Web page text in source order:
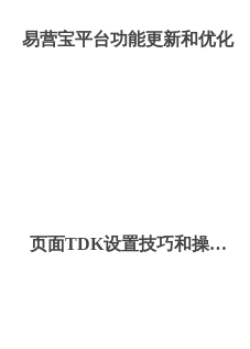
易营宝平台功能更新和优化
页面TDK设置技巧和操作